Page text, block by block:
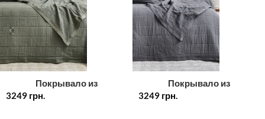
Покрывало из
двустороннего муслина с
3249 грн.
Покрывало из
двустороннего муслина с
3249 грн.